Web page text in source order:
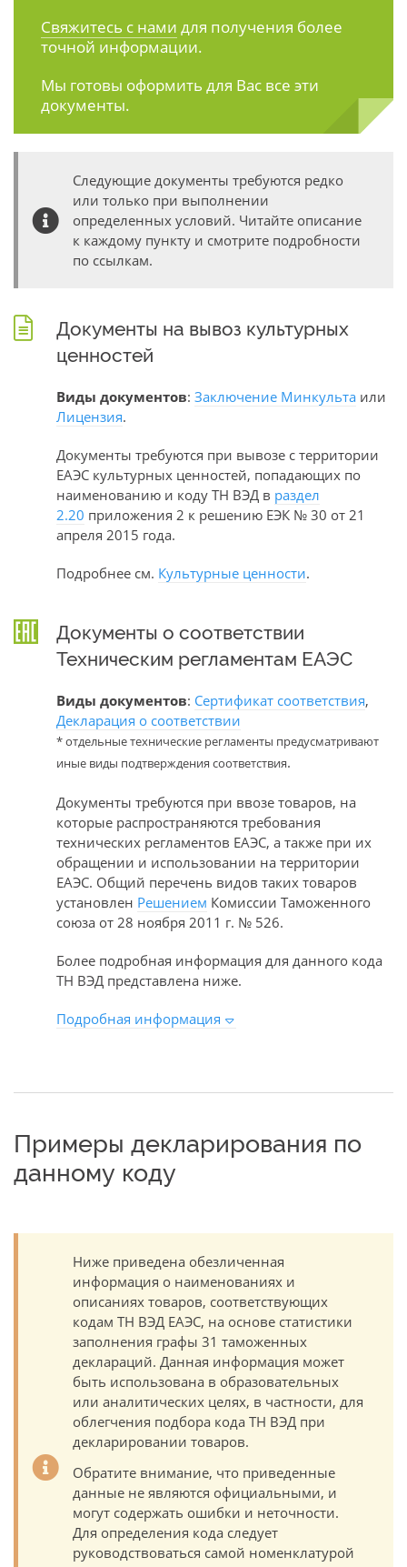
Свяжитесь с нами для получения более
точной информации.
Мы готовы оформить для Вас все эти
документы.
Следующие документы требуются редко
или только при выполнении
определенных условий. Читайте описание
к каждому пункту и смотрите подробности
по ссылкам.
Документы на вывоз культурных
ценностей
Виды документов: Заключение Минкульта или
Лицензия.
Документы требуются при вывозе с территории
ЕАЭС культурных ценностей, попадающих по
наименованию и коду ТН ВЭД в раздел
2.20 приложения 2 к решению ЕЭК № 30 от 21
апреля 2015 года.
Подробнее см. Культурные ценности.
Документы о соответствии
Техническим регламентам ЕАЭС
Виды документов: Сертификат соответствия,
Декларация о соответствии
* отдельные технические регламенты предусматривают
иные виды подтверждения соответствия.
Документы требуются при ввозе товаров, на
которые распространяются требования
технических регламентов ЕАЭС, а также при их
обращении и использовании на территории
ЕАЭС. Общий перечень видов таких товаров
установлен Решением Комиссии Таможенного
союза от 28 ноября 2011 г. № 526.
Более подробная информация для данного кода
ТН ВЭД представлена ниже.
Подробная информация
Примеры декларирования по
данному коду
Ниже приведена обезличенная
информация о наименованиях и
описаниях товаров, соответствующих
кодам ТН ВЭД ЕАЭС, на основе статистики
заполнения графы 31 таможенных
деклараций. Данная информация может
быть использована в образовательных
или аналитических целях, в частности, для
облегчения подбора кода ТН ВЭД при
декларировании товаров.
Обратите внимание, что приведенные
данные не являются официальными, и
могут содержать ошибки и неточности.
Для определения кода следует
руководствоваться самой номенклатурой